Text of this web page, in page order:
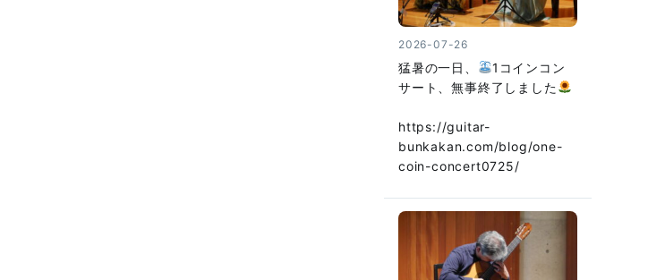
2026-07-26
猛暑の一日、
1コインコン
サート、無事終了しました
https://guitar-
bunkakan.com/blog/one-
coin-concert0725/